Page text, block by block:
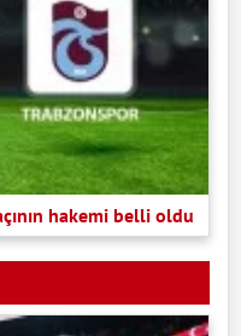
hakemi belli oldu